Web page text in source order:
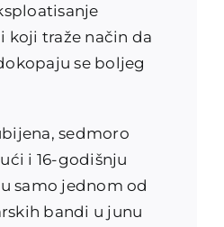
koji traže način da
se boljeg
sedmoro
i 16-godišnju
samo jednom od
bandi u junu